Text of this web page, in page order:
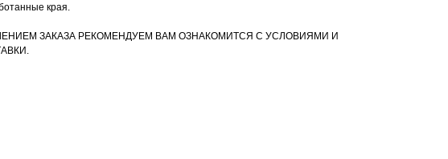
края.
ЗАКАЗА РЕКОМЕНДУЕМ ВАМ ОЗНАКОМИТСЯ С УСЛОВИЯМИ И